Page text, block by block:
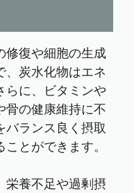
修復や細胞の生成
、炭水化物はエネ
らに、ビタミンや
骨の健康維持に不
バランス良く摂取
とができます。
栄養不足や過剰摂